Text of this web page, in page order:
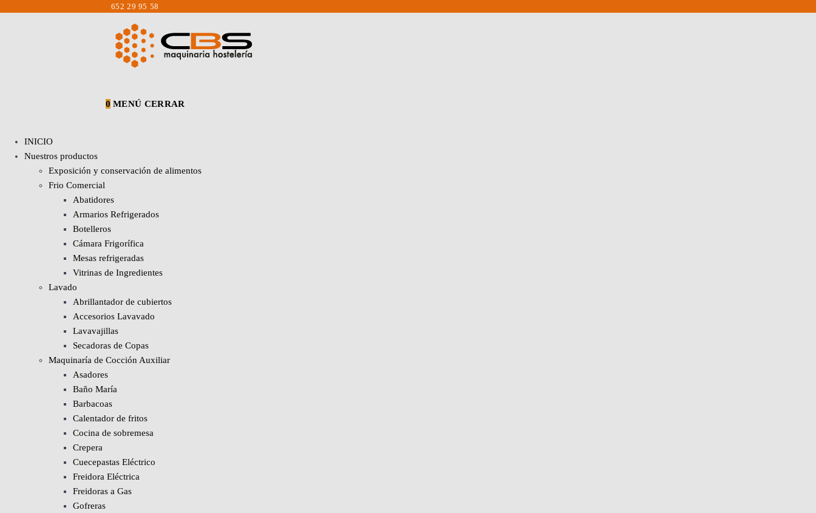
652 29 95 58
0 MENÚ CERRAR
INICIO
Nuestros productos
Exposición y conservación de alimentos
Frio Comercial
Abatidores
Armarios Refrigerados
Botelleros
Cámara Frigorífica
Mesas refrigeradas
Vitrinas de Ingredientes
Lavado
Abrillantador de cubiertos
Accesorios Lavavado
Lavavajillas
Secadoras de Copas
Maquinaría de Cocción Auxiliar
Asadores
Baño María
Barbacoas
Calentador de fritos
Cocina de sobremesa
Crepera
Cuecepastas Eléctrico
Freidora Eléctrica
Freidoras a Gas
Gofreras